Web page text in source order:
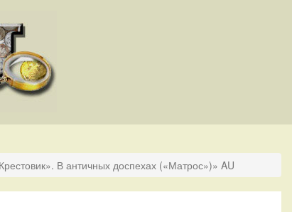
В античных доспехах («Матрос»)» AU